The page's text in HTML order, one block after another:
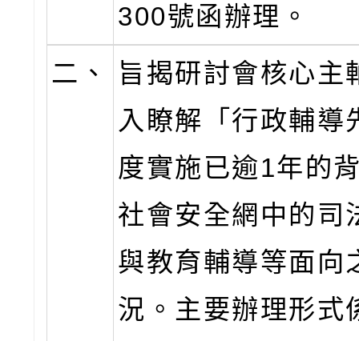
300號函辦理。
二、
旨揭研討會核心主
入瞭解「行政輔導
度實施已逾1年的
社會安全網中的司
與教育輔導等面向
況。主要辦理形式